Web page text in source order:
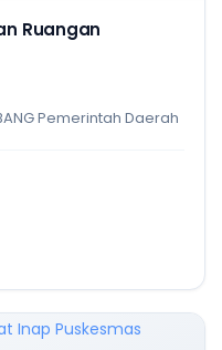
Ruangan
Pemerintah Daerah